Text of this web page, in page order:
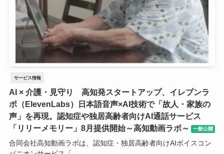
サービス情報
AI × 介護・見守り 高知発スタートアップ、イレブンラ
ボ（ElevenLabs）日本語音声×AI技術で「故人・家族の
声」を再現。認知症や独居高齢者向けAI通話サービス
「リリーメモリー」8月提供開始～高知動画ラボ～
一般公開
合同会社高知動画ラボは、認知症・独居高齢者向けAIボイスコン